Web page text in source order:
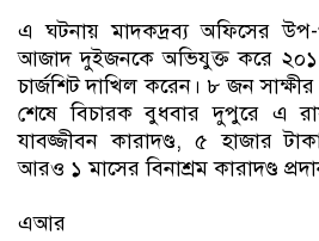
এ ঘটনায় মাদকদ্রব্য অফিসের
আজাদ দুইজনকে অভিযুক্ত করে
চার্জশিট দাখিল করেন। ৮ জন
শেষে বিচারক বুধবার দুপুরে এ
যাবজ্জীবন কারাদণ্ড, ৫ হাজার
আরও ১ মাসের বিনাশ্রম কারাদণ্ড
এআর